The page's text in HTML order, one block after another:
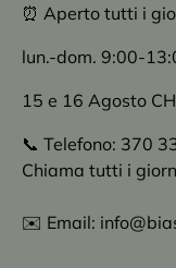
⏰ Aperto tutti i
lun.-dom. 9:00-
15 e 16 Agosto
📞 Telefono: 370
Chiama tutti i
✉️ Email: